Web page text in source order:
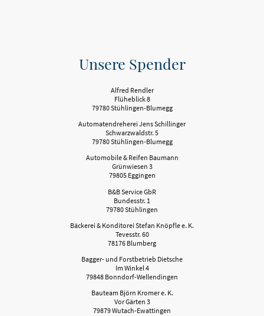
Unsere Spender
Alfred Rendler
Flüheblick 8
79780 Stühlingen-Blumegg
Automatendreherei Jens Schillinger
Schwarzwaldstr. 5
79780 Stühlingen-Blumegg
Automobile & Reifen Baumann
Grünwiesen 3
79805 Eggingen
B&B Service GbR
Bundesstr. 1
79780 Stühlingen
Bäckerei & Konditorei Stefan Knöpfle e. K.
Tevesstr. 60
78176 Blumberg
Bagger- und Forstbetrieb Dietsche
Im Winkel 4
79848 Bonndorf-Wellendingen
Bauteam Björn Kromer e. K.
Vor Gärten 3
79879 Wutach-Ewattingen